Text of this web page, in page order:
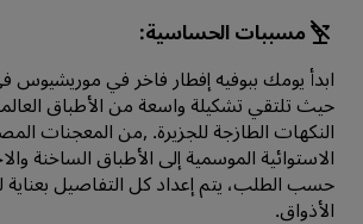
مسببات الحساسية:
ابدأ يومك ببوفيه إفطار فاخر في
حيث تلتقي تشكيلة واسعة من الأطباق
النكهات الطازجة للجزيرة. ,من المعجنات
الاستوائية الموسمية إلى الأطباق الساخنة
حسب الطلب، يتم إعداد كل التفاصيل
الأذواق.